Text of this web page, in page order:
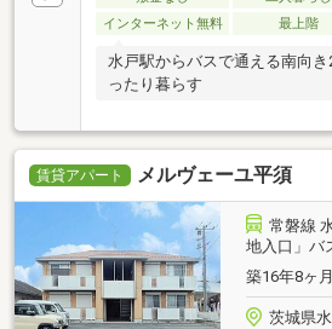
インターネット無料
最上階
水戸駅からバスで通える南向
ったり暮らす
賃貸アパート メルヴェーユ平須
常磐線
地入口」バ
築16年8ヶ
茨城県